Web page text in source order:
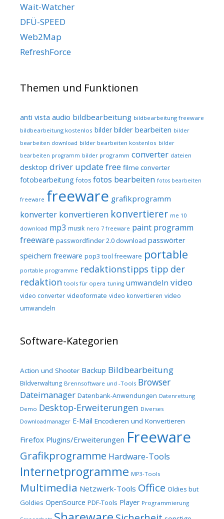
Wait-Watcher
DFÜ-SPEED
Web2Map
RefreshForce
Themen und Funktionen
anti vista audio bildbearbeitung bildbearbeitung freeware
bildbearbeitung kostenlos bilder bilder bearbeiten bilder
bearbeiten download bilder bearbeiten kostenlos bilder
bearbeiten programm bilder programm converter dateien
desktop driver update free filme converter
fotobearbeitung fotos fotos bearbeiten fotos bearbeiten
freeware freeware grafikprogramm
konverter konvertieren konvertierer me 10
download mp3 musik nero 7 freeware paint programm
freeware passwordfinder 2.0 download passwörter
speichern freeware pop3 tool freeware portable
portable programme redaktionstipps tipp der
redaktion tools für opera tuning umwandeln video
video converter videoformate video konvertieren video
umwandeln
Software-Kategorien
Action und Shooter Backup Bildbearbeitung
Bildverwaltung Brennsoftware und -Tools Browser
Dateimanager Datenbank-Anwendungen Datenrettung
Demo Desktop-Erweiterungen Diverses
Downloadmanager E-Mail Encodieren und Konvertieren
Firefox Plugins/Erweiterungen Freeware
Grafikprogramme Hardware-Tools
Internetprogramme MP3-Tools
Multimedia Netzwerk-Tools Office Oldies but
Goldies OpenSource PDF-Tools Player Programmierung